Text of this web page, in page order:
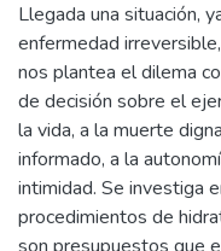
Llegada una situación,
enfermedad
nos plantea el dilema
de decisión sobre el
la vida, a la muerte
informado, a la
intimidad. Se investiga
procedimientos de